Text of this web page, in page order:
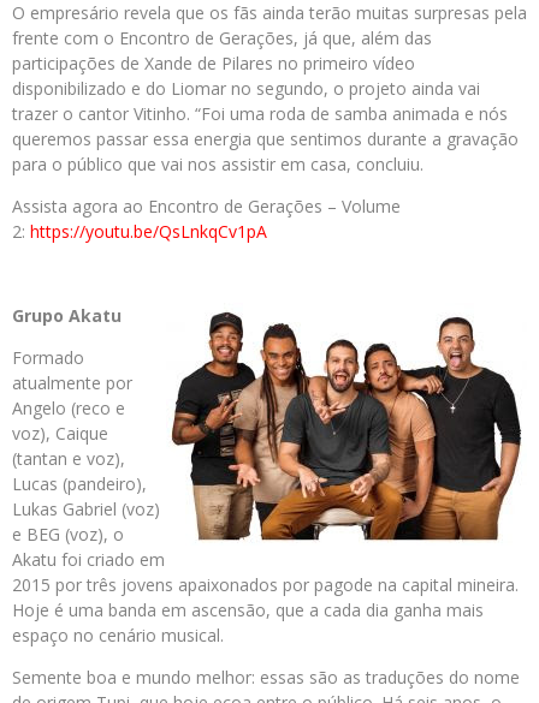
O empresário revela que os fãs ainda terão muitas surpresas pela
frente com o Encontro de Gerações, já que, além das
participações de Xande de Pilares no primeiro vídeo
disponibilizado e do Liomar no segundo, o projeto ainda vai
trazer o cantor Vitinho. “Foi uma roda de samba animada e nós
queremos passar essa energia que sentimos durante a gravação
para o público que vai nos assistir em casa, concluiu.
Assista agora ao Encontro de Gerações – Volume
2: https://youtu.be/QsLnkqCv1pA
Grupo Akatu
Formado
atualmente por
Angelo (reco e
voz), Caique
(tantan e voz),
Lucas (pandeiro),
Lukas Gabriel (voz)
e BEG (voz), o
Akatu foi criado em
2015 por três jovens apaixonados por pagode na capital mineira.
Hoje é uma banda em ascensão, que a cada dia ganha mais
espaço no cenário musical.
Semente boa e mundo melhor: essas são as traduções do nome